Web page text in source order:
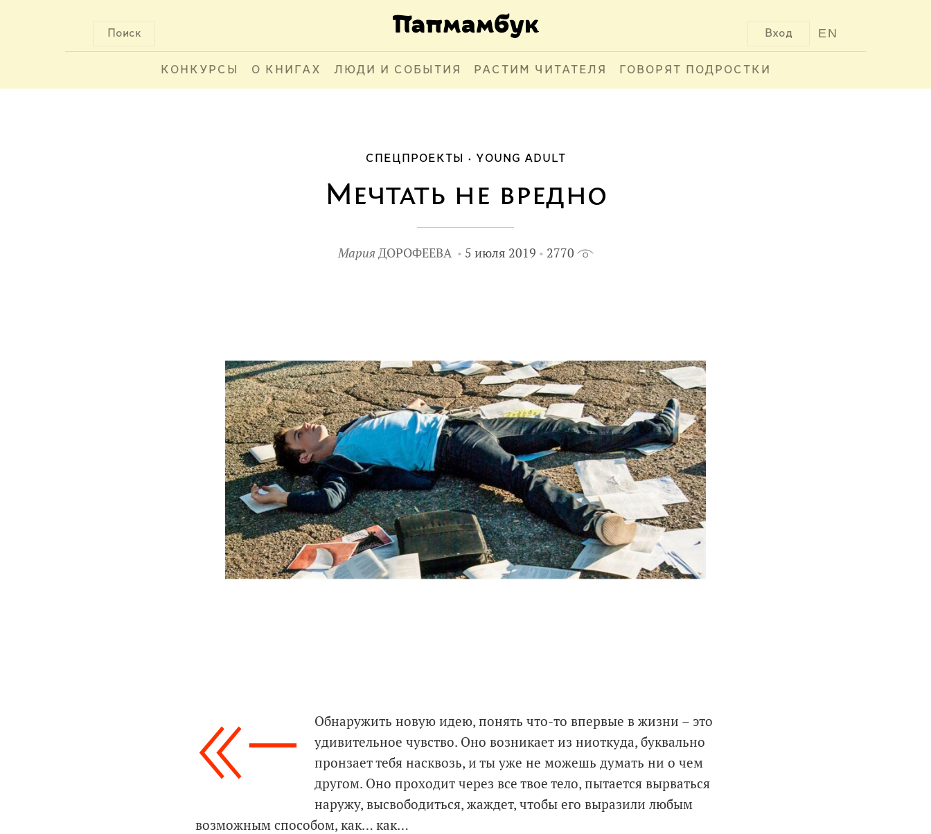
Поиск EN
Вход
КОНКУРСЫ О КНИГАХ ЛЮДИ И СОБЫТИЯ РАСТИМ ЧИТАТЕЛЯ ГОВОРЯТ ПОДРОСТКИ
СПЕЦПРОЕКТЫ YOUNG ADULT
Мечтать не вредно
Мария ДОРОФЕЕВА 5 июля 2019 2770
«–
Обнаружить новую идею, понять что-то впервые в жизни – это
удивительное чувство. Оно возникает из ниоткуда, буквально
пронзает тебя насквозь, и ты уже не можешь думать ни о чем
другом. Оно проходит через все твое тело, пытается вырваться
наружу, высвободиться, жаждет, чтобы его выразили любым
возможным способом, как… как…